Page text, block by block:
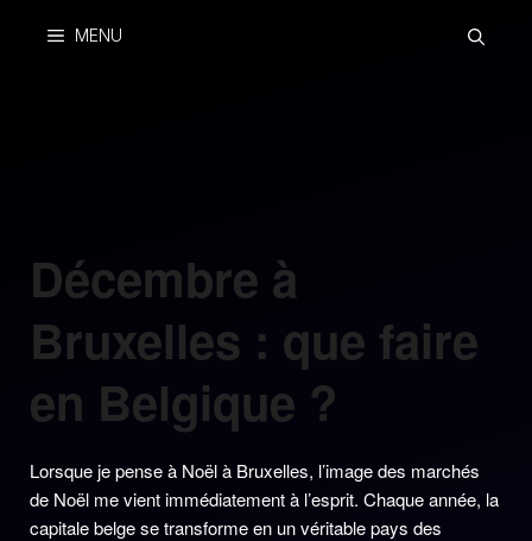
MENU
Décembre à
Bruxelles : que faire
en Belgique ?
Lorsque je pense à Noël à Bruxelles, l’image des marchés
de Noël me vient immédiatement à l’esprit. Chaque année, la
capitale belge se transforme en un véritable pays des